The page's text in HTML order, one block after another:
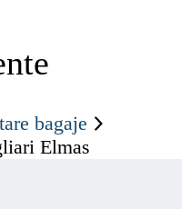
bagaje
Elmas